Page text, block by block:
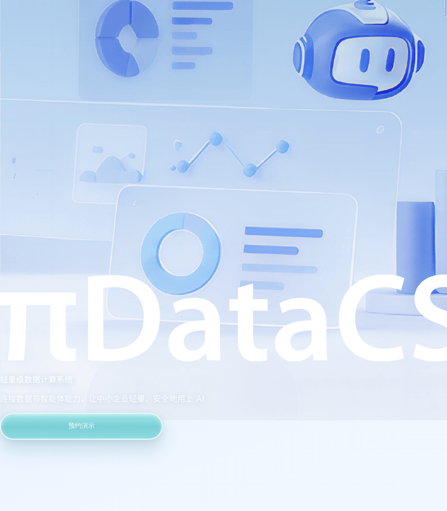
轻量级数据计算系统
连接数据与智能体能力，让中小企业轻量、安全地用上 AI
预约演示